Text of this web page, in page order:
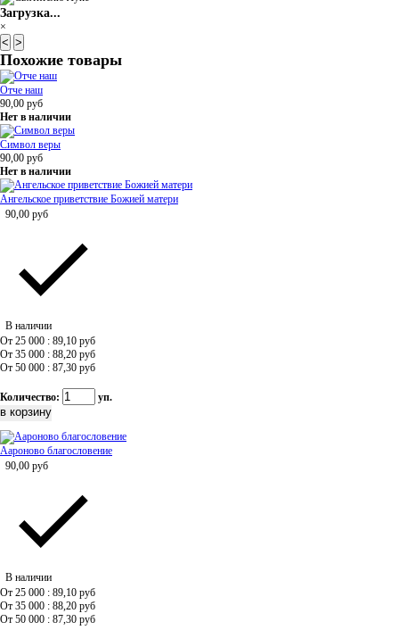
Загрузка...
×
< >
Похожие товары
Отче наш
90,00 руб
Нет в наличии
Символ веры
90,00 руб
Нет в наличии
Ангельское приветствие Божией матери
90,00 руб
В наличии
От 25 000 : 89,10 руб
От 35 000 : 88,20 руб
От 50 000 : 87,30 руб
Количество: уп.
Аароново благословение
90,00 руб
В наличии
От 25 000 : 89,10 руб
От 35 000 : 88,20 руб
От 50 000 : 87,30 руб